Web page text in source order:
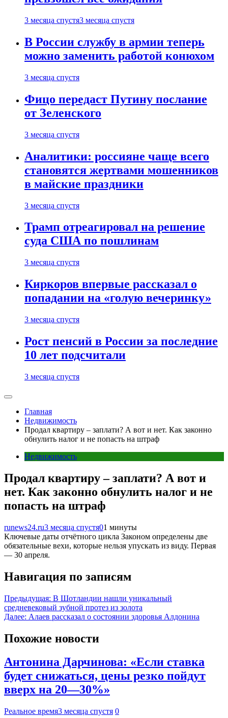
3 месяца спустя3 месяца спустя
В России службу в армии теперь
можно заменить работой конюхом
3 месяца спустя
Фицо передаст Путину послание
от Зеленского
3 месяца спустя
Аналитики: россияне чаще всего
становятся жертвами мошенников
в майские праздники
3 месяца спустя
Трамп отреагировал на решение
суда США по пошлинам
3 месяца спустя
Киркоров впервые рассказал о
попадании на «голую вечеринку»
3 месяца спустя
Рост пенсий в России за последние
10 лет подсчитали
3 месяца спустя
Главная
Недвижимость
Продал квартиру – заплати? А вот и нет. Как законно
обнулить налог и не попасть на штраф
Недвижимость
Продал квартиру – заплати? А вот и
нет. Как законно обнулить налог и не
попасть на штраф
runews24.ru3 месяца спустя01 минуты
Ключевые даты отчётного цикла Законом определены две
обязательные вехи, которые нельзя упускать из виду. Первая
— 30 апреля.
Навигация по записям
Предыдущая: В Шотландии нашли уникальный
средневековый зубной протез из золота
Далее: Алаев рассказал о состоянии здоровья Алдонина
Похожие новости
Антонина Дарчинова: «Если ставка
будет снижаться, цены резко пойдут
вверх на 20—30%»
Реальное время3 месяца спустя 0